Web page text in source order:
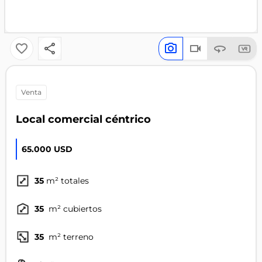
venta
Local comercial céntrico
65.000 USD
35 m² totales
35 m² cubiertos
35 m² terreno